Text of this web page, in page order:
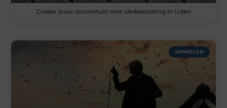
Creëer jouw droomtuin met sierbestrating in Uden
WINKELEN